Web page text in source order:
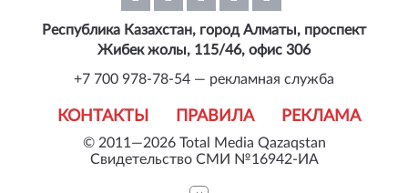
© 2011—2026 Total Media Qazaqstan
Свидетельство СМИ №16942-ИА
КОНТАКТЫ ПРАВИЛА РЕКЛАМА
Республика Казахстан, город Алматы, проспект
Жибек жолы, 115/46, офис 306
+7 700 978-78-54 — рекламная служба